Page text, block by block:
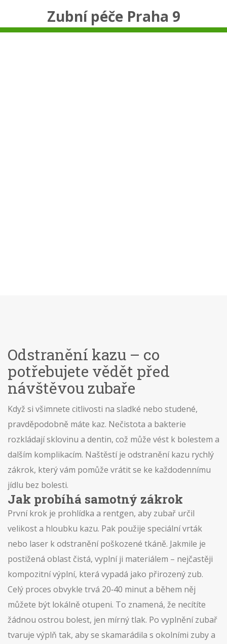
Zubní péče Praha 9
Odstranění kazu – co
potřebujete vědět před
návštěvou zubaře
Když si všimnete citlivosti na sladké nebo studené,
pravděpodobně máte kaz. Nečistota a bakterie
rozkládají sklovinu a dentin, což může vést k bolestem a
dalším komplikacím. Naštěstí je odstranění kazu rychlý
zákrok, který vám pomůže vrátit se ke každodennímu
jídlu bez bolesti.
Jak probíhá samotný zákrok
První krok je prohlídka a rentgen, aby zubař určil
velikost a hloubku kazu. Pak použije speciální vrták
nebo laser k odstranění poškozené tkáně. Jakmile je
postižená oblast čistá, vyplní ji materiálem – nejčastěji
kompozitní výplní, která vypadá jako přirozený zub.
Celý proces obvykle trvá 20‑40 minut a během něj
můžete být lokálně otupeni. To znamená, že necítíte
žádnou ostrou bolest, jen mírný tlak. Po vyplnění zubař
tvaruje výplň tak, aby se skamarádila s okolními zuby a